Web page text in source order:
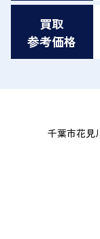
買取
参考価格
千葉市花見